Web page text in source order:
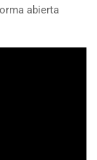
abierta